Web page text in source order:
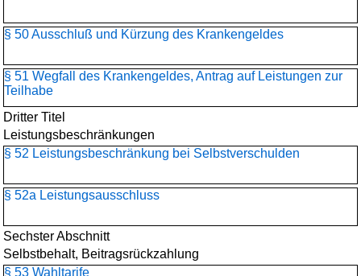
§ 50 Ausschluß und Kürzung des Krankengeldes
§ 51 Wegfall des Krankengeldes, Antrag auf Leistungen zur
Teilhabe
Dritter Titel
Leistungsbeschränkungen
§ 52 Leistungsbeschränkung bei Selbstverschulden
§ 52a Leistungsausschluss
Sechster Abschnitt
Selbstbehalt, Beitragsrückzahlung
§ 53 Wahltarife